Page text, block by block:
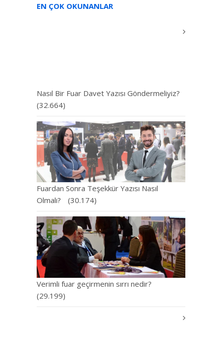
EN ÇOK OKUNANLAR
Nasıl Bir Fuar Davet Yazısı Göndermeliyiz?
(32.664)
Fuardan Sonra Teşekkür Yazısı Nasıl
Olmalı?
(30.174)
Verimli fuar geçirmenin sırrı nedir?
(29.199)